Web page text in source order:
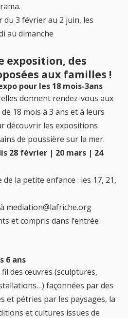
du 3 février au 2 juin, les
au dimanche
exposition, des
aux familles !
pour les 18 mois-3ans
donnent rendez-vous aux
18 mois à 3 ans et à leurs
découvrir les expositions
de poussière sur la mer.
28 février | 20 mars | 24
la petite enfance : les 17, 21,
mediation@lafriche.org
et compris dans l’entrée
6 ans
des œuvres (sculptures,
façonnées par des
et pétries par les paysages, la
et cultures issues de